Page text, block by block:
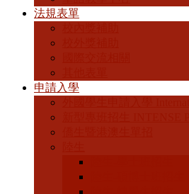
法規表單
申請入學